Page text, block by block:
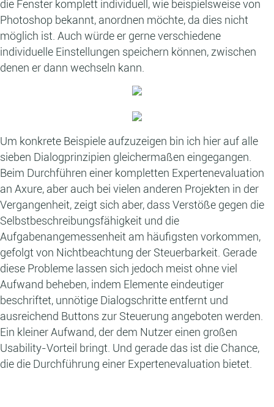
die Fenster komplett individuell, wie beispielsweise von
Photoshop bekannt, anordnen möchte, da dies nicht
möglich ist. Auch würde er gerne verschiedene
individuelle Einstellungen speichern können, zwischen
denen er dann wechseln kann.
Um konkrete Beispiele aufzuzeigen bin ich hier auf alle
sieben Dialogprinzipien gleichermaßen eingegangen.
Beim Durchführen einer kompletten Expertenevaluation
an Axure, aber auch bei vielen anderen Projekten in der
Vergangenheit, zeigt sich aber, dass Verstöße gegen die
Selbstbeschreibungsfähigkeit und die
Aufgabenangemessenheit am häufigsten vorkommen,
gefolgt von Nichtbeachtung der Steuerbarkeit. Gerade
diese Probleme lassen sich jedoch meist ohne viel
Aufwand beheben, indem Elemente eindeutiger
beschriftet, unnötige Dialogschritte entfernt und
ausreichend Buttons zur Steuerung angeboten werden.
Ein kleiner Aufwand, der dem Nutzer einen großen
Usability-Vorteil bringt. Und gerade das ist die Chance,
die die Durchführung einer Expertenevaluation bietet.